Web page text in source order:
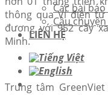
Các bài
Câu
LIÊN HỆ
thông qua Ví điện tử
đương với 952 cây
Minh.
Trung tâm